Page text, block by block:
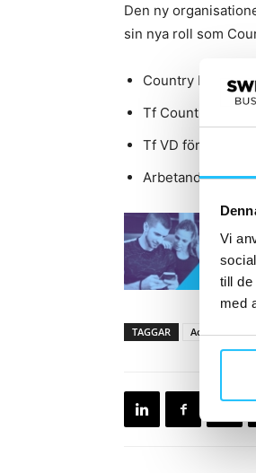
Vi
till
med
Den ny
sin nya roll som
Country
Tf Country
Tf VD för Actic
Arbetande
TAGGAR Actic